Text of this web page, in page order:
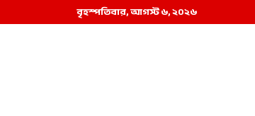
বৃহস্পতিবার, আগস্ট ৬, ২০২৬